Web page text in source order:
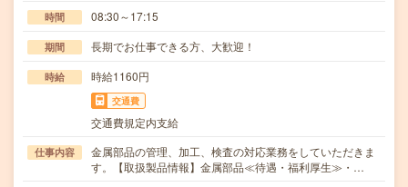
時間 08:30～17:15
期間 長期でお仕事できる方、大歓迎！
時給 時給1160円
交通費
交通費規定内支給
仕事内容
金属部品の管理、加工、検査の対応業務をしていただきま
す。【取扱製品情報】金属部品≪待遇・福利厚生≫・…